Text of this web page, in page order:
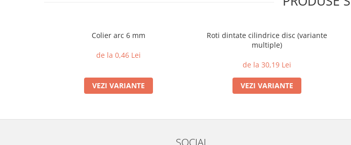
Colier arc 6 mm
de la 0,46 Lei
VEZI VARIANTE
Roti dintate cilindrice disc (variante
multiple)
de la 30,19 Lei
VEZI VARIANTE
SOCIAL